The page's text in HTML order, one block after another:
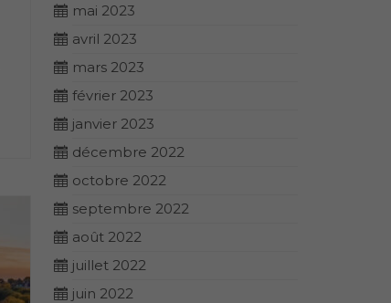
mai 2023
avril 2023
mars 2023
février 2023
janvier 2023
décembre 2022
octobre 2022
septembre 2022
août 2022
juillet 2022
juin 2022